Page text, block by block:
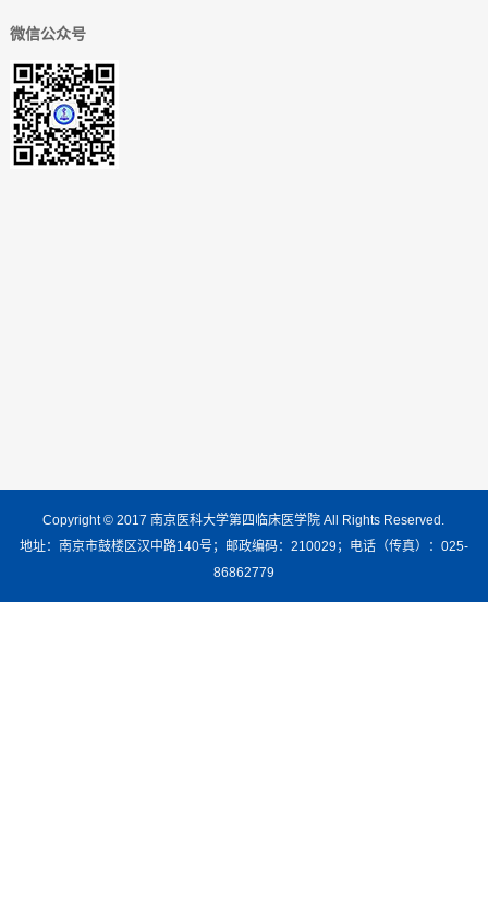
微信公众号
Copyright © 2017 南京医科大学第四临床医学院 All Rights Reserved.
地址：南京市鼓楼区汉中路140号；邮政编码：210029；电话（传真）：025-
86862779